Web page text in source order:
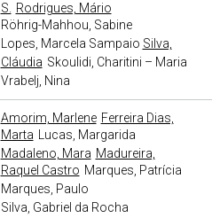
S.
Rodrigues, Mário
Röhrig-Mahhou, Sabine
Lopes, Marcela Sampaio Silva,
Cláudia Skoulidi, Charitini – Maria
Vrabelj, Nina
Amorim, Marlene Ferreira Dias,
Marta
Lucas, Margarida
Madaleno, Mara Madureira,
Raquel Castro Marques, Patrícia
Marques, Paulo
Silva, Gabriel da Rocha